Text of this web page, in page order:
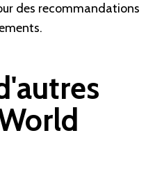
des recommandations